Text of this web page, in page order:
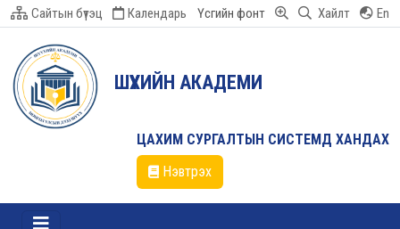
Сайтын бүтэц Календарь Үсгийн фонт Хайлт En
ШҮҮХИЙН АКАДЕМИ
ЦАХИМ СУРГАЛТЫН СИСТЕМД ХАНДАХ
Нэвтрэх